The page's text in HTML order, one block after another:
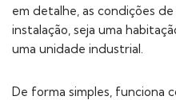
em detalhe, as condições
instalação, seja uma
uma unidade industrial.
De forma simples, funciona